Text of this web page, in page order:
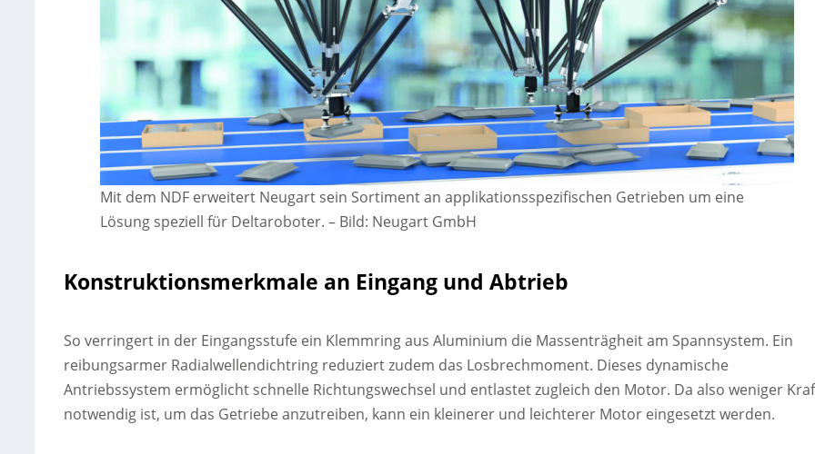
Mit dem NDF erweitert Neugart sein Sortiment an applikationsspezifischen Getrieben um eine
Lösung speziell für Deltaroboter. – Bild: Neugart GmbH
Konstruktionsmerkmale an Eingang und Abtrieb
So verringert in der Eingangsstufe ein Klemmring aus Aluminium die Massenträgheit am Spannsystem. Ein
reibungsarmer Radialwellendichtring reduziert zudem das Losbrechmoment. Dieses dynamische
Antriebssystem ermöglicht schnelle Richtungswechsel und entlastet zugleich den Motor. Da also weniger
notwendig ist, um das Getriebe anzutreiben, kann ein kleinerer und leichterer Motor eingesetzt werden.